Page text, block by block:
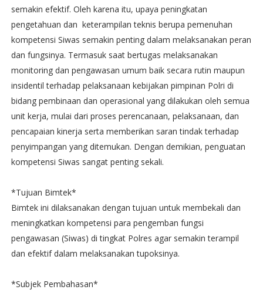
semakin efektif. Oleh karena itu, upaya peningkatan
pengetahuan dan keterampilan teknis berupa pemenuhan
kompetensi Siwas semakin penting dalam melaksanakan peran
dan fungsinya. Termasuk saat bertugas melaksanakan
monitoring dan pengawasan umum baik secara rutin maupun
insidentil terhadap pelaksanaan kebijakan pimpinan Polri di
bidang pembinaan dan operasional yang dilakukan oleh semua
unit kerja, mulai dari proses perencanaan, pelaksanaan, dan
pencapaian kinerja serta memberikan saran tindak terhadap
penyimpangan yang ditemukan. Dengan demikian, penguatan
kompetensi Siwas sangat penting sekali.
*Tujuan Bimtek*
Bimtek ini dilaksanakan dengan tujuan untuk membekali dan
meningkatkan kompetensi para pengemban fungsi
pengawasan (Siwas) di tingkat Polres agar semakin terampil
dan efektif dalam melaksanakan tupoksinya.
*Subjek Pembahasan*